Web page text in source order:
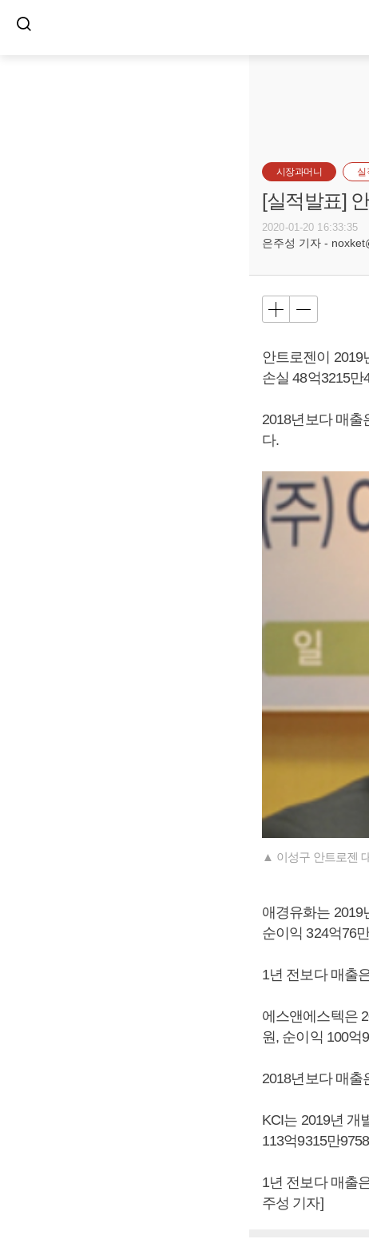
시장과머니 실
[실적발표]
2020-01-20 16:33:35
은주성 기자 -
안트로젠이 2019
손실 48억3215
2018년보다 매출
다.
▲ 이성구 안트로젠
애경유화는 2019
순이익 324억76
1년 전보다 매출
에스앤에스텍은
원, 순이익 100억
2018년보다 매출
KCI는 2019년 개
113억9315만
1년 전보다 매출
주성 기자]